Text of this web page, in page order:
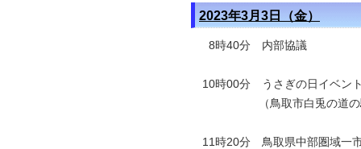
2023年3月3日（金）
8時40分 内部協議
10時00分 うさぎの日イベン
（鳥取市白兎の道の駅
11時20分 鳥取県中部圏域一